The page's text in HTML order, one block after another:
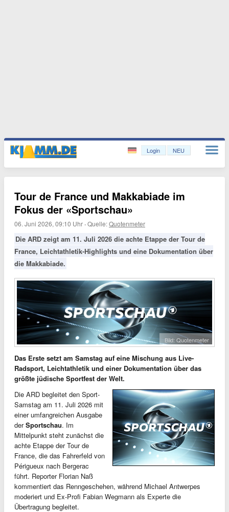
Login NEU
Tour de France und Makkabiade im
Fokus der «Sportschau»
06. Juni 2026, 09:10 Uhr ·Quelle:Quotenmeter
Die ARD zeigt am 11. Juli 2026 die achte Etappe der Tour de
France, Leichtathletik-Highlights und eine Dokumentation über
die Makkabiade.
Bild: Quotenmeter
Das Erste setzt am Samstag auf eine Mischung aus Live-
Radsport, Leichtathletik und einer Dokumentation über das
größte jüdische Sportfest der Welt.
Die ARD begleitet den Sport-
Samstag am 11. Juli 2026 mit
einer umfangreichen Ausgabe
derSportschau. Im
Mittelpunkt steht zunächst die
achte Etappe der Tour de
France, die das Fahrerfeld von
Périgueux nach Bergerac
führt. Reporter Florian Naß
kommentiert das Renngeschehen, während Michael Antwerpes
moderiert und Ex-Profi Fabian Wegmann als Experte die
Übertragung begleitet.